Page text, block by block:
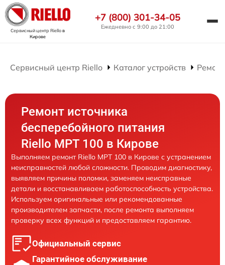
Сервисный центр Rielloв
Кирове
+7 (800) 301-34-05
Ежедневно с 9:00 до 21:00
Сервисный центр Riello Каталог устройств
Ремонт источника
бесперебойного питания
Riello MPT 100 в Кирове
Выполняем ремонт Riello MPT 100 в Кирове с устранением
неисправностей любой сложности. Проводим диагностику,
выявляем причины поломки, заменяем неисправные
детали и восстанавливаем работоспособность устройства.
Используем оригинальные или рекомендованные
производителем запчасти, после ремонта выполняем
проверку всех функций и предоставляем гарантию.
Официальный сервис
Гарантийное обслуживание